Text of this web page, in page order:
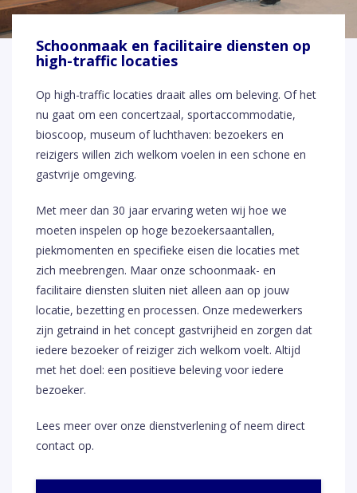
Schoonmaak en facilitaire diensten op
high-traffic locaties
Op high-traffic locaties draait alles om beleving. Of het
nu gaat om een concertzaal, sportaccommodatie,
bioscoop, museum of luchthaven: bezoekers en
reizigers willen zich welkom voelen in een schone en
gastvrije omgeving.
Met meer dan 30 jaar ervaring weten wij hoe we
moeten inspelen op hoge bezoekersaantallen,
piekmomenten en specifieke eisen die locaties met
zich meebrengen. Maar onze schoonmaak- en
facilitaire diensten sluiten niet alleen aan op jouw
locatie, bezetting en processen. Onze medewerkers
zijn getraind in het concept gastvrijheid en zorgen dat
iedere bezoeker of reiziger zich welkom voelt. Altijd
met het doel: een positieve beleving voor iedere
bezoeker.
Lees meer over onze dienstverlening of neem direct
contact op.